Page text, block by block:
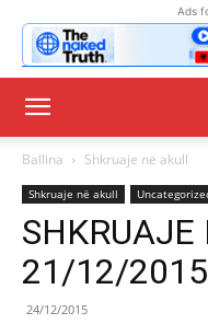
Ads
Ballina Shkruaje në akull
Shkruaje në akull
21/12/
24/12/2015